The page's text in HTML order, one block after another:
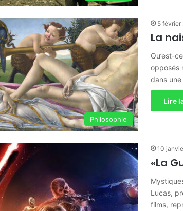
Philosophie
5 février
La
Qu’est-
opposés
dans
Lire
10
«La
Lucas,
films,